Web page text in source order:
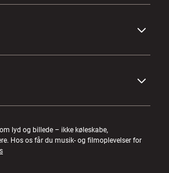
lyd og billede – ikke køleskabe,
Hos os får du musik- og filmoplevelser for